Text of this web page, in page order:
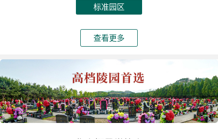
标准园区
查看更多